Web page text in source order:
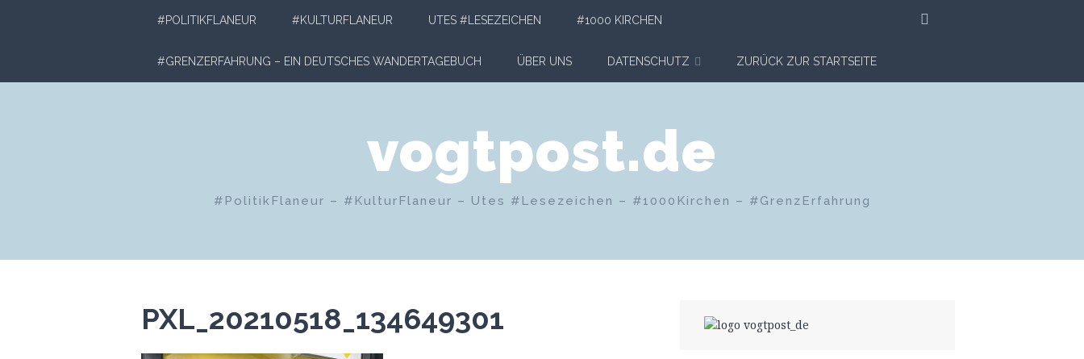
#POLITIKFLANEUR #KULTURFLANEUR UTES #LESEZEICHEN #1000 KIRCHEN
#GRENZERFAHRUNG – EIN DEUTSCHES WANDERTAGEBUCH ÜBER UNS DATENSCHUTZ ZURÜCK ZUR STARTSEITE
vogtpost.de
#PolitikFlaneur – #KulturFlaneur – Utes #Lesezeichen – #1000Kirchen – #GrenzErfahrung
PXL_20210518_134649301